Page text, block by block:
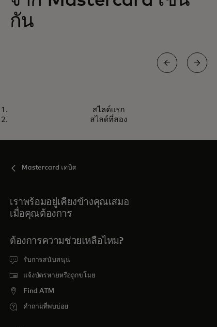
กัน
วิธีการชำระเงินที่ปลอดภัยและมั่นคง
สไลด์แรก
สไลด์ที่สอง
Mastercard เดบิต
เราพร้อมอยู่เคียงข้างคุณเสมอ
เมื่อคุณต้องการ
ต้องการความช่วยเหลือไหม?
รับการสนับสนุน
แจ้งบัตรหายหรือถูกขโมย
Find ATM
คำถามที่พบบ่อย